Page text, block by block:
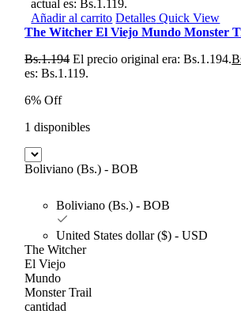
actual es: Bs.1.119.
Añadir al carrito Detalles Quick View
The Witcher El Viejo Mundo Monster
Bs.1.194 El precio original era: Bs.1.194.
es: Bs.1.119.
6% Off
1 disponibles
Boliviano (Bs.) - BOB
Boliviano (Bs.) - BOB
United States dollar ($) - USD
The Witcher
El Viejo
Mundo
Monster Trail
cantidad